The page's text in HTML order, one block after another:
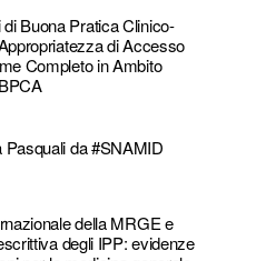
Buona Pratica Clinico-
di Accesso
Completo in Ambito
Pasquali da #SNAMID
della MRGE e
degli IPP: evidenze